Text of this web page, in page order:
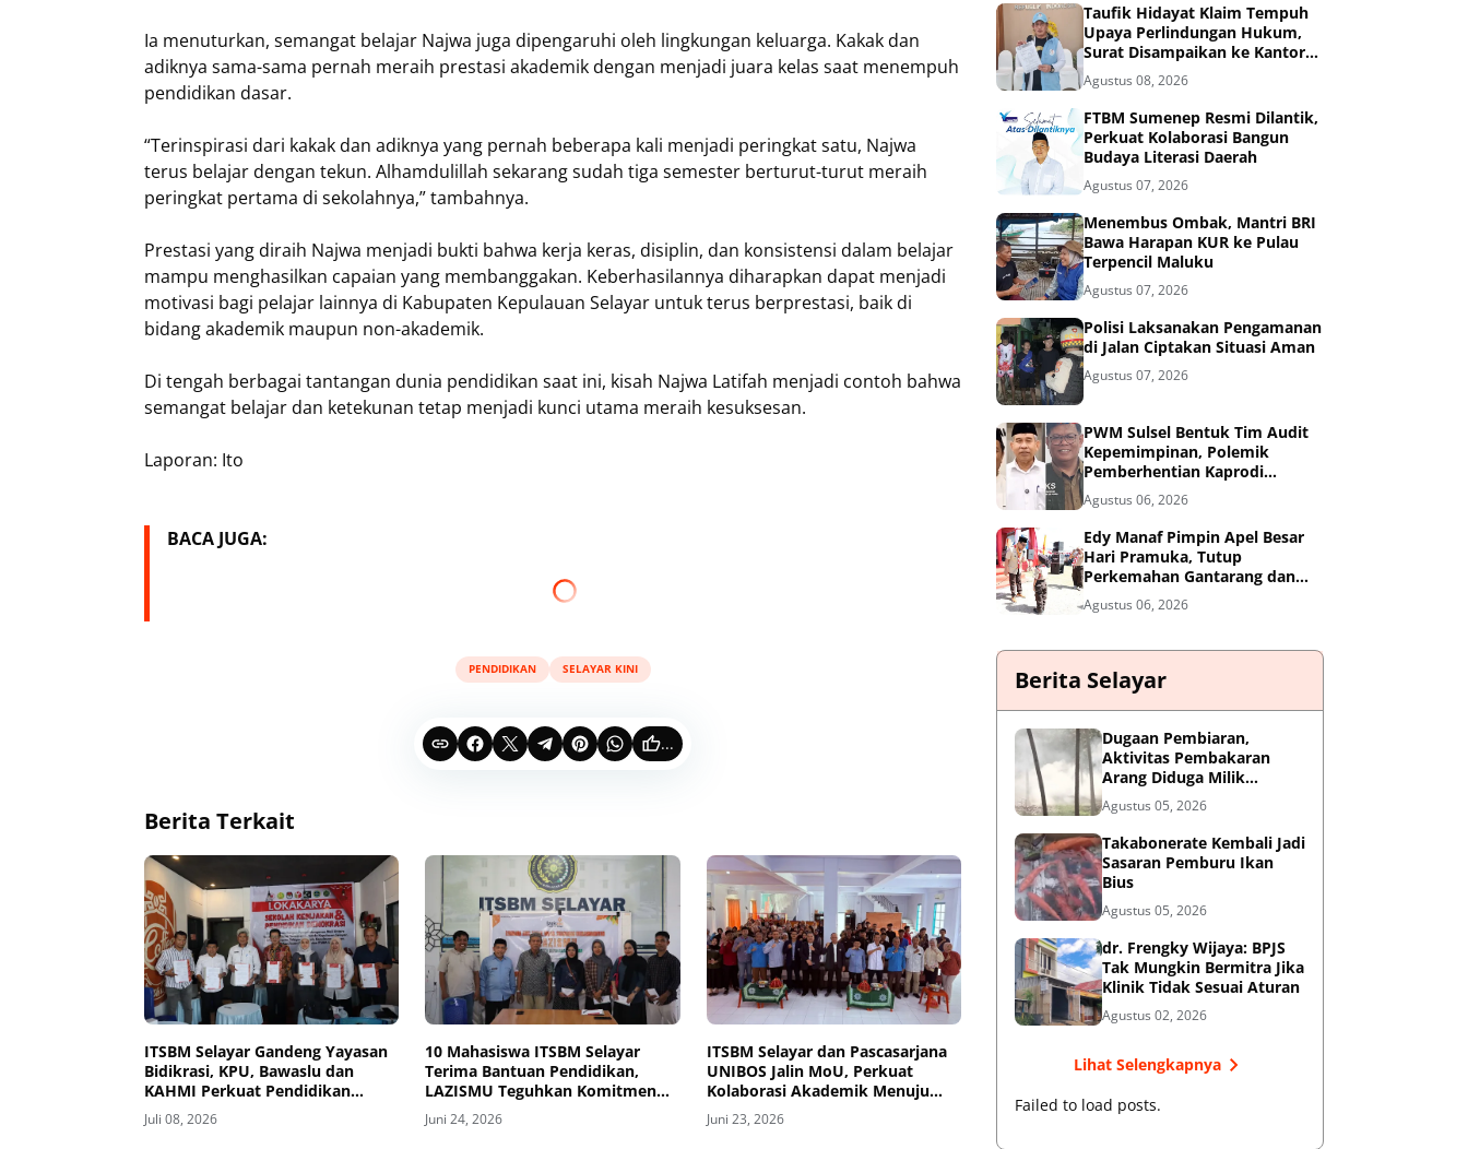
Ia menuturkan, semangat belajar Najwa juga dipengaruhi oleh lingkungan keluarga. Kakak dan
adiknya sama-sama pernah meraih prestasi akademik dengan menjadi juara kelas saat menempuh
pendidikan dasar.
“Terinspirasi dari kakak dan adiknya yang pernah beberapa kali menjadi peringkat satu, Najwa
terus belajar dengan tekun. Alhamdulillah sekarang sudah tiga semester berturut-turut meraih
peringkat pertama di sekolahnya,” tambahnya.
Prestasi yang diraih Najwa menjadi bukti bahwa kerja keras, disiplin, dan konsistensi dalam belajar
mampu menghasilkan capaian yang membanggakan. Keberhasilannya diharapkan dapat menjadi
motivasi bagi pelajar lainnya di Kabupaten Kepulauan Selayar untuk terus berprestasi, baik di
bidang akademik maupun non-akademik.
Di tengah berbagai tantangan dunia pendidikan saat ini, kisah Najwa Latifah menjadi contoh bahwa
semangat belajar dan ketekunan tetap menjadi kunci utama meraih kesuksesan.
Laporan: Ito
BACA JUGA:
PENDIDIKAN SELAYAR KINI
...
Berita Terkait
ITSBM Selayar Gandeng Yayasan
Bidikrasi, KPU, Bawaslu dan
KAHMI Perkuat Pendidikan
Demokrasi
Juli 08, 2026
10 Mahasiswa ITSBM Selayar
Terima Bantuan Pendidikan,
LAZISMU Teguhkan Komitmen
Pemberdayaan Umat
Juni 24, 2026
ITSBM Selayar dan Pascasarjana
UNIBOS Jalin MoU, Perkuat
Kolaborasi Akademik Menuju
SDM Unggul
Juni 23, 2026
Taufik Hidayat Klaim Tempuh
Upaya Perlindungan Hukum,
Surat Disampaikan ke Kantor
Wakil Presiden
Agustus 08, 2026
FTBM Sumenep Resmi Dilantik,
Perkuat Kolaborasi Bangun
Budaya Literasi Daerah
Agustus 07, 2026
Menembus Ombak, Mantri BRI
Bawa Harapan KUR ke Pulau
Terpencil Maluku
Agustus 07, 2026
Polisi Laksanakan Pengamanan
di Jalan Ciptakan Situasi Aman
Agustus 07, 2026
PWM Sulsel Bentuk Tim Audit
Kepemimpinan, Polemik
Pemberhentian Kaprodi
Unmuh Barru Masuk Tahap
Penyelidikan
Agustus 06, 2026
Edy Manaf Pimpin Apel Besar
Hari Pramuka, Tutup
Perkemahan Gantarang dan
Lepas Kontingen Jamnas XII
2026
Agustus 06, 2026
Berita Selayar
Dugaan Pembiaran,
Aktivitas Pembakaran
Arang Diduga Milik
Oknum Satpol PP Kembali
Beroperasi
Agustus 05, 2026
Takabonerate Kembali Jadi
Sasaran Pemburu Ikan
Bius
Agustus 05, 2026
dr. Frengky Wijaya: BPJS
Tak Mungkin Bermitra Jika
Klinik Tidak Sesuai Aturan
Agustus 02, 2026
Lihat Selengkapnya
Failed to load posts.